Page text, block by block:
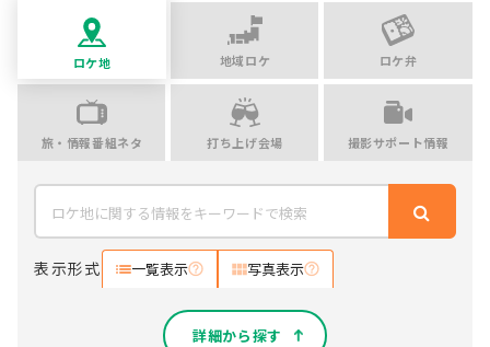
ロケ地 地域ロケ ロケ弁
旅・情報番組ネタ 打ち上げ会場 撮影サポート情報
表示形式 一覧表示 写真表示
詳細から探す